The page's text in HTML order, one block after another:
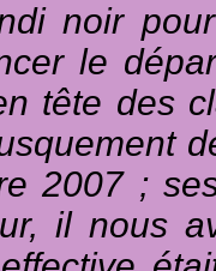
noir
le
tête des
2007 ;
il nous